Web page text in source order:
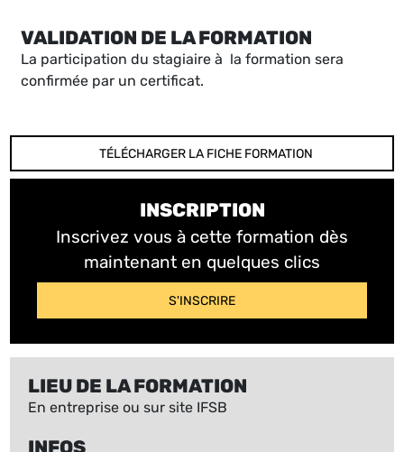
VALIDATION DE LA FORMATION
La participation du stagiaire à la formation sera
confirmée par un certificat.
TÉLÉCHARGER LA FICHE FORMATION
INSCRIPTION
Inscrivez vous à cette formation dès
maintenant en quelques clics
S'INSCRIRE
LIEU DE LA FORMATION
En entreprise ou sur site IFSB
INFOS